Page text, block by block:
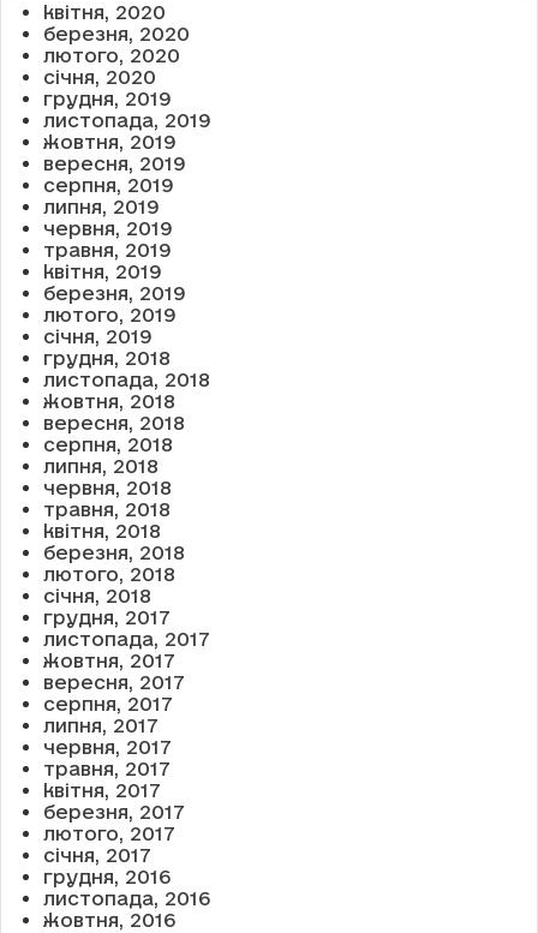
квітня, 2020
березня, 2020
лютого, 2020
січня, 2020
грудня, 2019
листопада, 2019
жовтня, 2019
вересня, 2019
серпня, 2019
липня, 2019
червня, 2019
травня, 2019
квітня, 2019
березня, 2019
лютого, 2019
січня, 2019
грудня, 2018
листопада, 2018
жовтня, 2018
вересня, 2018
серпня, 2018
липня, 2018
червня, 2018
травня, 2018
квітня, 2018
березня, 2018
лютого, 2018
січня, 2018
грудня, 2017
листопада, 2017
жовтня, 2017
вересня, 2017
серпня, 2017
липня, 2017
червня, 2017
травня, 2017
квітня, 2017
березня, 2017
лютого, 2017
січня, 2017
грудня, 2016
листопада, 2016
жовтня, 2016